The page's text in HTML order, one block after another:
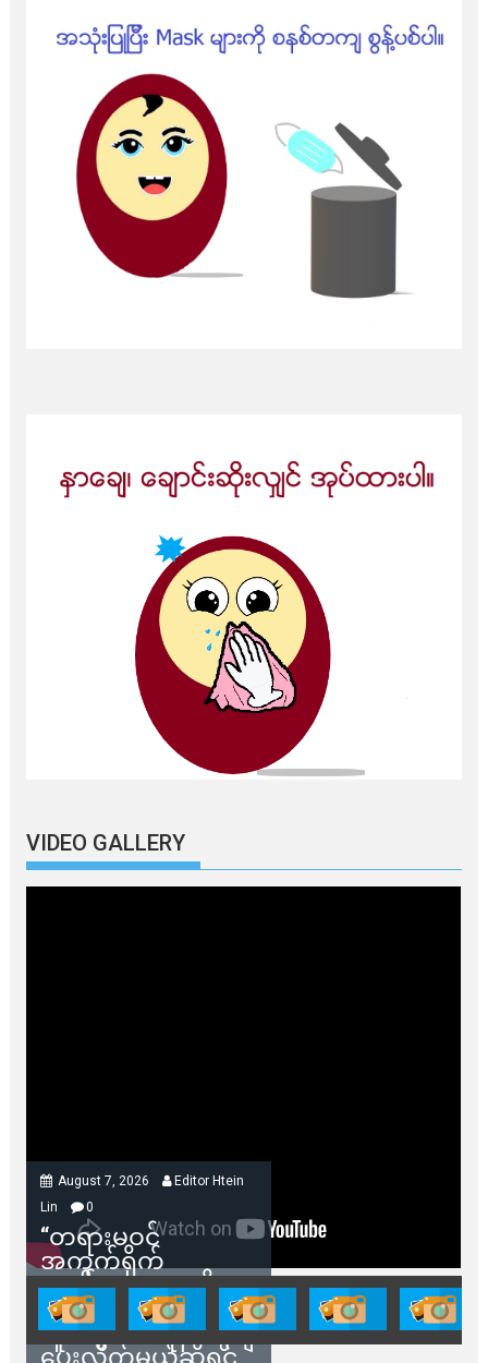
VIDEO GALLERY
August 7, 2026
Editor Htein
Lin
0
“တရားမဝင်
အကွက်ရိုက်
ရောင်းချမှုတွေကို
သက်ဆိုင်ရာတာဝန်ရှိ
သူတွေက ဂရန်တွေချ
ပေးလိုက်မယ်ဆိုရင်